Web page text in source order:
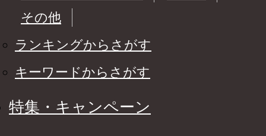
その他
ランキングからさがす
キーワードからさがす
特集・キャンペーン